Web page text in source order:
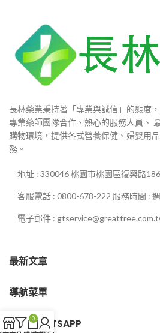
長林藥業秉持著「專業與誠信」的態度
專業藥師團隊合作、熱心的服務人員、
購物環境，提供各式營養保健、婦嬰用
務。
地址 : 330046 桃園市桃園區復興路
客服電話 : 0800-678-222 服務時間 :
電子郵件 :
最新文章
導航菜單
客服WHATSAPP
0